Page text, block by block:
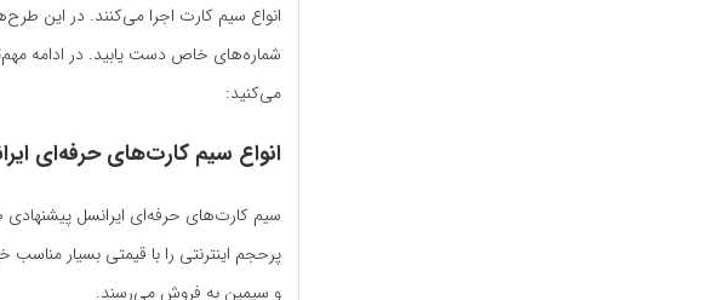
انواع سیم کارت اجرا می‌کنند. در این
شماره‌های خاص دست یابید. در ادامه
می‌کنید:
انواع سیم کارت‌های حرفه‌ای
سیم‌ کارت‌های حرفه‌ای ایرانسل
پرحجم اینترنتی را با قیمتی بسیار
و سیمین به فروش می‌رسند.